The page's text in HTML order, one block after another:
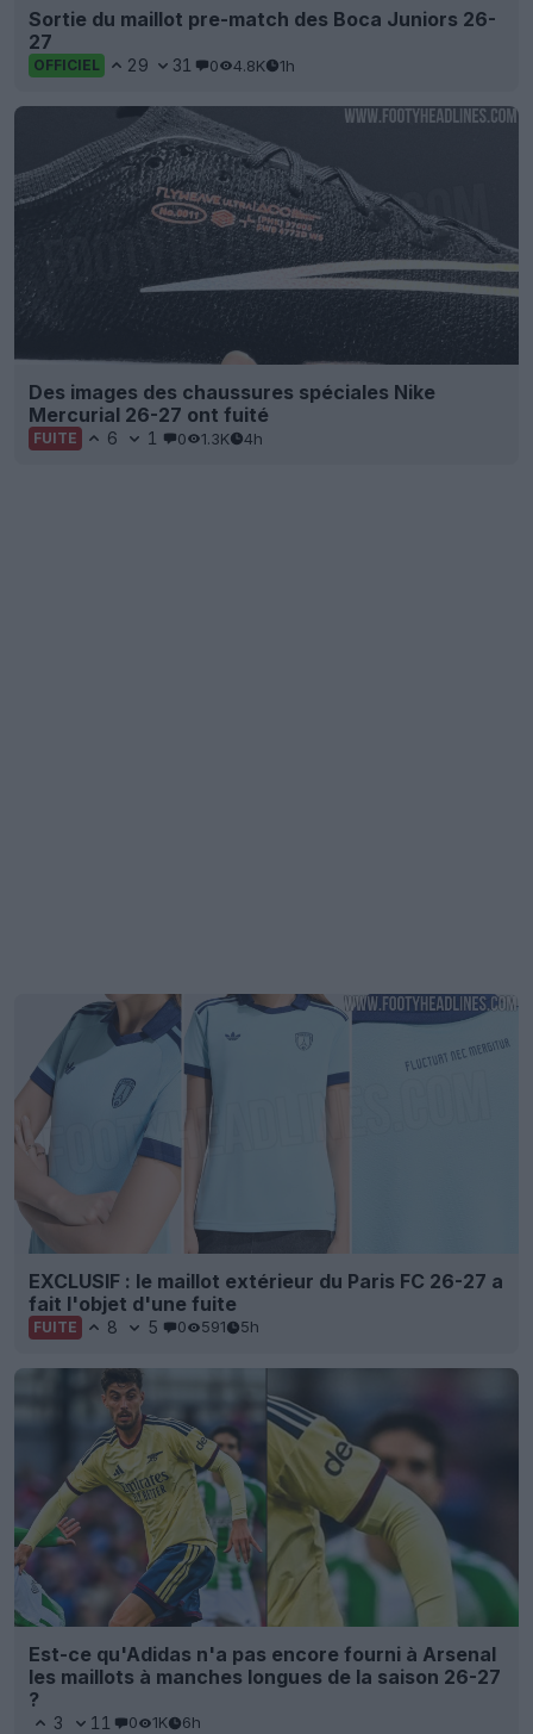
Sortie du maillot pre-match des Boca Juniors 26-
27
OFFICIEL 29 31 0 4.8K 1h
Des images des chaussures spéciales Nike
Mercurial 26-27 ont fuité
FUITE 6 1 0 1.3K 4h
EXCLUSIF : le maillot extérieur du Paris FC 26-27 a
fait l'objet d'une fuite
FUITE 8 5 0 591 5h
Est-ce qu'Adidas n'a pas encore fourni à Arsenal
les maillots à manches longues de la saison 26-27
?
3 11 0 1K 6h